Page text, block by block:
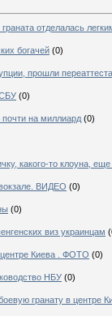
отделалась
богачей (0)
прошли
(0)
почти на миллиард (0)
какого-то клоуна,
ВИДЕО (0)
(0)
виз украинцам
Киева . ФОТО (0)
НБУ (0)
гранату в центре